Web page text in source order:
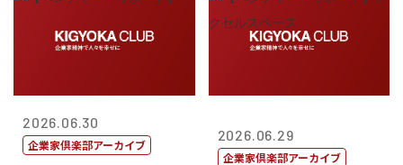
2026.06.30
企業家倶楽部アーカイブ
2026.06.29
企業家倶楽部アーカイブ